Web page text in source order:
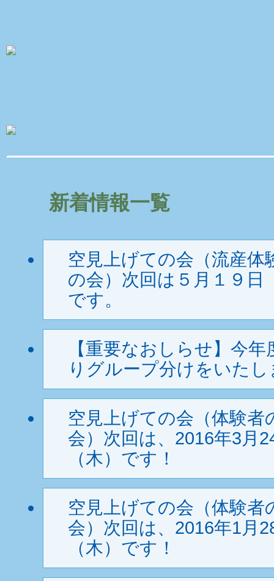
新着情報一覧
空見上げての会（流産体
の会）次回は５月１９日
です。
【重要なおしらせ】今年
りグループ分けをいたし
空見上げての会（体験者
会）次回は、2016年3月
（木）です！
空見上げての会（体験者
会）次回は、2016年1月
（木）です！